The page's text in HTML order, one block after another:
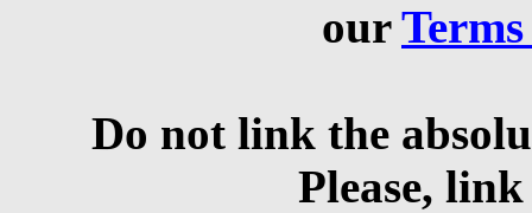
our
Do not link the
Please,